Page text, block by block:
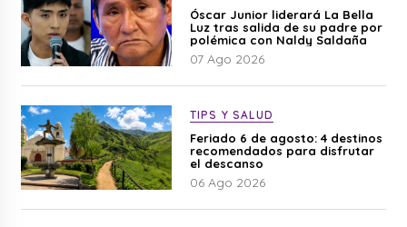
Óscar Junior liderará La Bella
Luz tras salida de su padre por
polémica con Naldy Saldaña
07 Ago 2026
TIPS Y SALUD
Feriado 6 de agosto: 4 destinos
recomendados para disfrutar
el descanso
06 Ago 2026